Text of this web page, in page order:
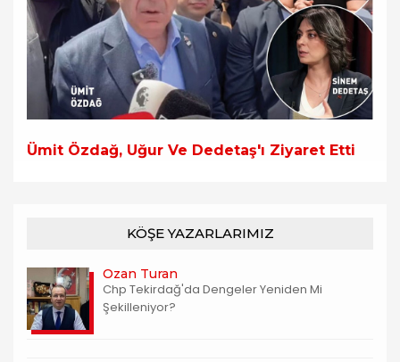
Ümit Özdağ, Uğur Ve Dedetaş'ı Ziyaret Etti
KÖŞE YAZARLARIMIZ
Ozan Turan
Chp Tekirdağ'da Dengeler Yeniden Mi
Şekilleniyor?